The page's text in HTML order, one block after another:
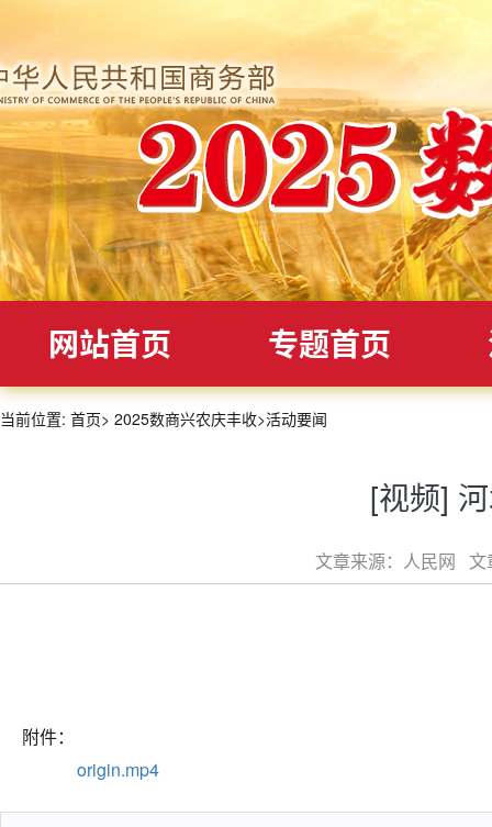
网站首页 专题首页
当前位置: 首页> 2025数商兴农庆丰收>活动要闻
[视频]
文章来源：人民网
附件：
origin.mp4